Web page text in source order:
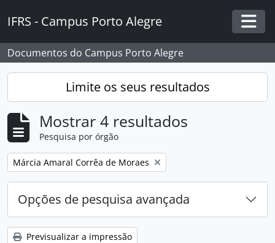
IFRS - Campus Porto Alegre
Documentos do Campus Porto Alegre
Limite os seus resultados
Mostrar 4 resultados
Pesquisa por órgão
Remover filtro:
Márcia Amaral Corrêa de Moraes
Opções de pesquisa avançada
Previsualizar a impressão